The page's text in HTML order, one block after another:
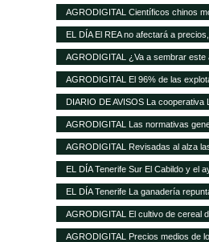
Matadero y prevé una inversión de
AGRODIGITAL Científicos chinos
almidón del maíz
EL DÍA El REA no afectará a
AGRODIGITAL ¿Va a sembrar
EEUU?
AGRODIGITAL El 96% de las
la normativa de bienestar
DIARIO DE AVISOS La
provisionalmente de Teisol
AGRODIGITAL Las normativas
que los precios de los cereales
AGRODIGITAL Revisadas al alza
Argentina
EL DÍA Tenerife Sur El Cabildo y el
quesería
EL DÍA Tenerife La ganadería
AGRODIGITAL El cultivo de cereal
estado a pesar de las menores
AGRODIGITAL Precios medios de